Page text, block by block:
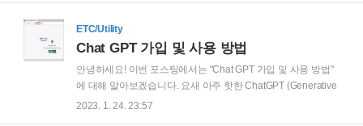
저장소의 파일을 메일에 첨부할 수 있습니다. 기본적인 동작 방
식을 먼저 설명 드리겠습니다. ' 새 메일' 클릭 후 '파일 첨부' 버튼
을 첨부 하거나 링크를 공유할 수 있습니다. 다음으로 외부 저장
소를 추가 후 첨부 파일에 활용하는 방법을 설명 드리겠습니다.
..
ETC/Utility
Chat GPT 가입 및 사용 방법
안녕하세요! 이번 포스팅에서는 "Chat GPT 가입 및 사용 방법"
에 대해 알아보겠습니다. 요새 아주 핫한 ChatGPT (Generative
Pre-trained Transformer와 Chat의 합성어) 를 저도 사용해봤습
2023. 1. 24. 23:57